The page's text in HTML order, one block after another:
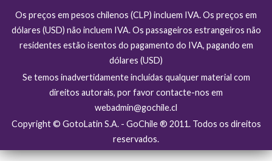
Os preços em pesos chilenos (CLP) incluem IVA. Os preços em
dólares (USD) não incluem IVA. Os passageiros estrangeiros não
residentes estão isentos do pagamento do IVA, pagando em
dólares (USD)
Se temos inadvertidamente incluídas qualquer material com
direitos autorais, por favor contacte-nos em
webadmin@gochile.cl
Copyright © GotoLatin S.A. - GoChile ® 2011. Todos os direitos
reservados.